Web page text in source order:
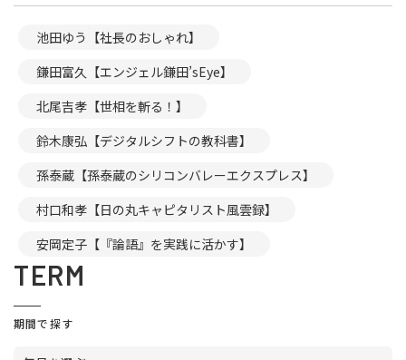
池田ゆう【社長のおしゃれ】
鎌田富久【エンジェル鎌田’sEye】
北尾吉孝【世相を斬る！】
鈴木康弘【デジタルシフトの教科書】
孫泰蔵【孫泰蔵のシリコンバレーエクスプレス】
村口和孝【日の丸キャピタリスト風雲録】
安岡定子【『論語』を実践に活かす】
TERM
期間で探す